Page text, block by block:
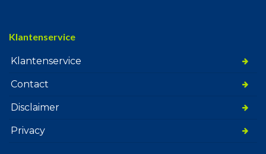
Klantenservice
Klantenservice
Contact
Disclaimer
Privacy